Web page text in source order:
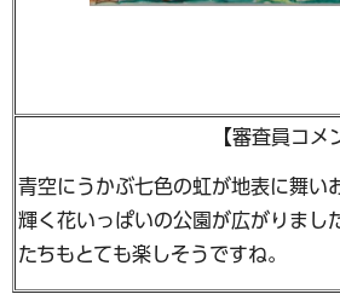
【審査員コメン
青空にうかぶ七色の虹が地表に舞い
輝く花いっぱいの公園が広がりまし
たちもとても楽しそうですね。